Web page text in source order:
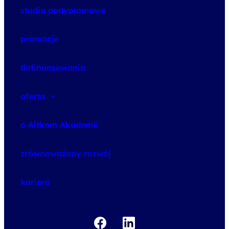
studia podyplomowe
promocje
dofinansowania
oferta
o Altkom Akademii
zrównoważony rozwój
kariera